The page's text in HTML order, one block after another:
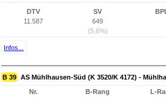
DTV
11.587
SV
649
(5,6%)
Infos...
B 39 AS Mühlhausen-Süd (K 3520/K 4172) -
Nr.
B-Rang
L-